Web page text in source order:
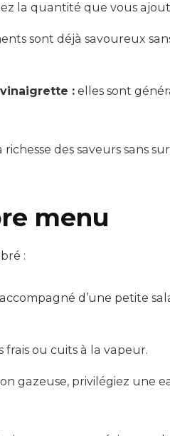
la quantité que vous
sont déjà savoureux
: elles sont
des saveurs sans
menu
:
d’une petite
ou cuits à la vapeur.
gazeuse, privilégiez une